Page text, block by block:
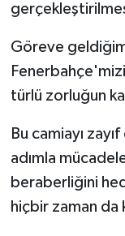
Göreve
türlü zorluğun
Bu camiayı
adımla
beraberliğini
hiçbir zaman da